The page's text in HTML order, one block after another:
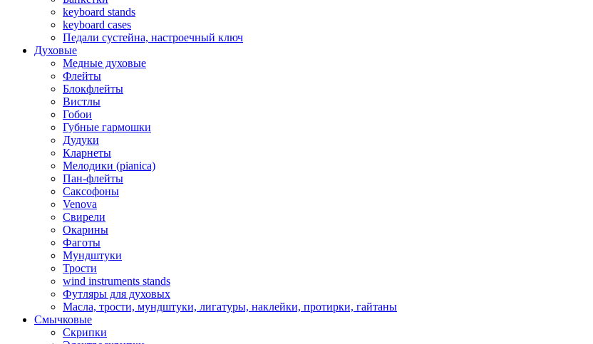
keyboard stands
keyboard cases
Педали сустейна, настроечный ключ
Духовые
Медные духовые
Флейты
Блокфлейты
Вистлы
Гобои
Губные гармошки
Дудуки
Кларнеты
Мелодики (pianica)
Пан-флейты
Саксофоны
Venova
Свирели
Окарины
Фаготы
Мундштуки
Трости
wind instruments stands
Футляры для духовых
Масла, трости, мундштуки, лигатуры, наклейки, протирки, гайтаны
Смычковые
Скрипки